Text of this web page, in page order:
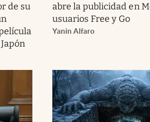
de su
abre la publicidad en
usuarios Free y Go
Yanin Alfaro